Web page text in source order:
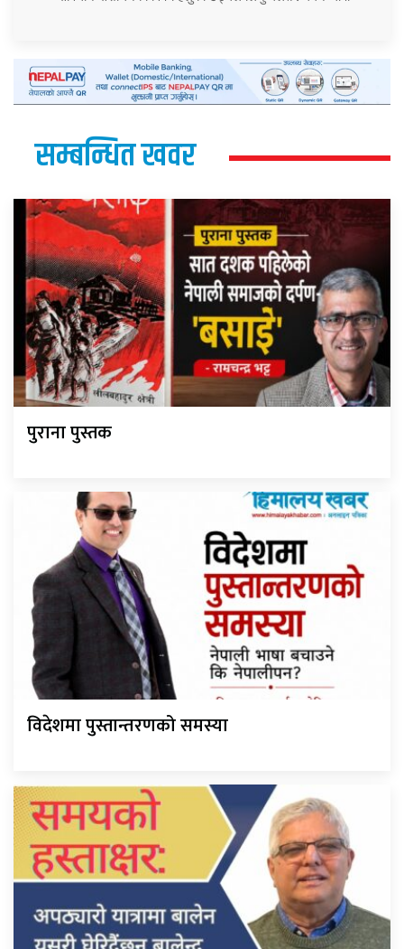
सम्बन्धित खवर
पुराना पुस्तक
विदेशमा पुस्तान्तरणको समस्या